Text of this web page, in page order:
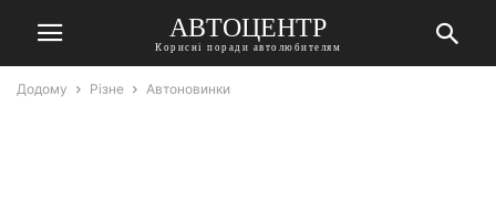
АВТОЦЕНТР
Корисні поради автолюбителям
Додому Різне Автоновинки